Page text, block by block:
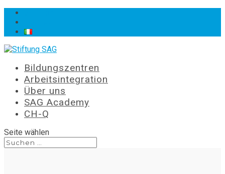
Bildungszentren
Arbeitsintegration
Über uns
SAG Academy
CH-Q
Seite wählen